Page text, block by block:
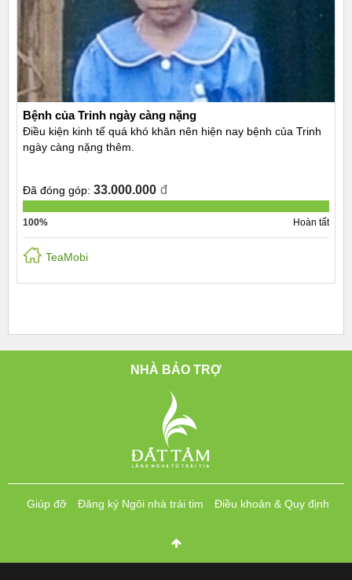
Bệnh của Trinh ngày càng nặng
Điều kiện kinh tế quá khó khăn nên hiện nay bệnh của Trinh
ngày càng nặng thêm.
Đã đóng góp: 33.000.000 đ
100% Hoàn tất
TeaMobi
NHÀ BẢO TRỢ
Giúp đỡ Đăng ký Ngôi nhà trái tim Điều khoản & Quy định